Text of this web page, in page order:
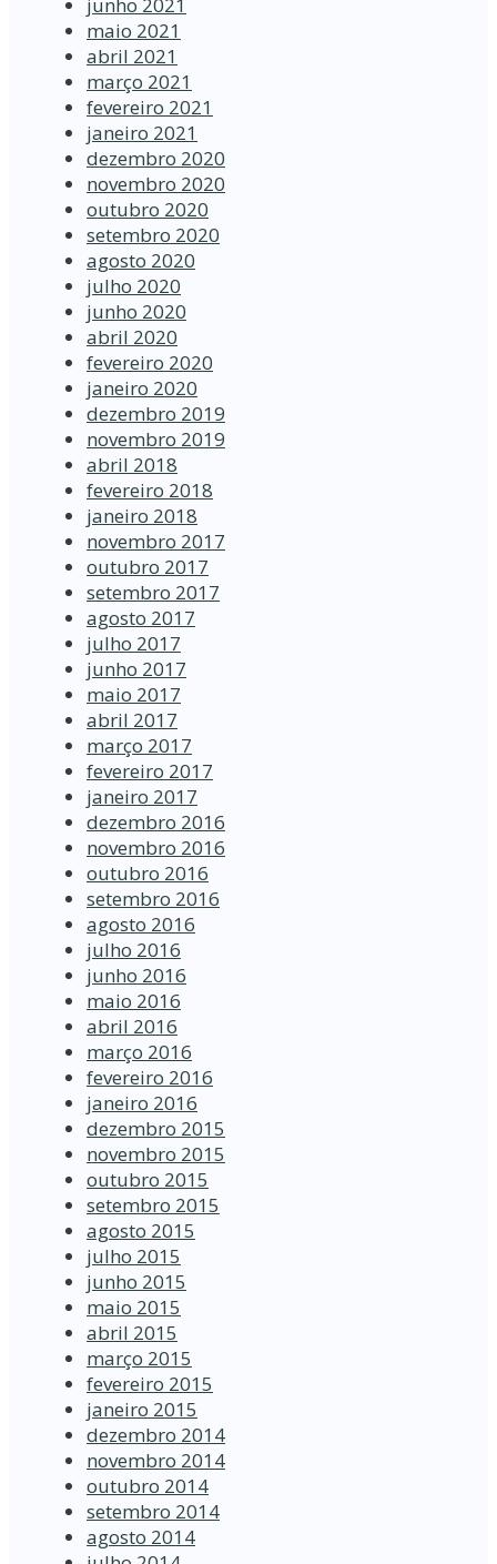
maio 2021
abril 2021
março 2021
fevereiro 2021
janeiro 2021
dezembro 2020
novembro 2020
outubro 2020
setembro 2020
agosto 2020
julho 2020
junho 2020
abril 2020
fevereiro 2020
janeiro 2020
dezembro 2019
novembro 2019
abril 2018
fevereiro 2018
janeiro 2018
novembro 2017
outubro 2017
setembro 2017
agosto 2017
julho 2017
junho 2017
maio 2017
abril 2017
março 2017
fevereiro 2017
janeiro 2017
dezembro 2016
novembro 2016
outubro 2016
setembro 2016
agosto 2016
julho 2016
junho 2016
maio 2016
abril 2016
março 2016
fevereiro 2016
janeiro 2016
dezembro 2015
novembro 2015
outubro 2015
setembro 2015
agosto 2015
julho 2015
junho 2015
maio 2015
abril 2015
março 2015
fevereiro 2015
janeiro 2015
dezembro 2014
novembro 2014
outubro 2014
setembro 2014
agosto 2014